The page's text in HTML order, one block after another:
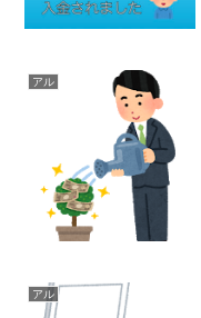
アル
アル